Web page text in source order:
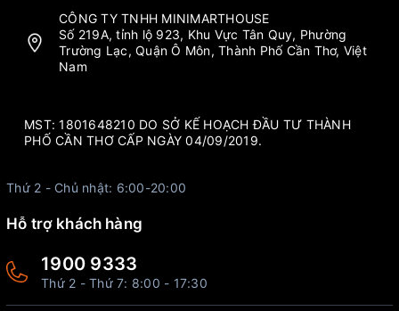
CÔNG TY TNHH MINIMARTHOUSE
Số 219A, tỉnh lộ 923, Khu Vực Tân Quy, Phường
Trường Lạc, Quận Ô Môn, Thành Phố Cần Thơ, Việt
Nam
MST: 1801648210 DO SỞ KẾ HOẠCH ĐẦU TƯ THÀNH
PHỐ CẦN THƠ CẤP NGÀY 04/09/2019.
Thứ 2 - Chủ nhật: 6:00-20:00
Hỗ trợ khách hàng
1900 9333
Thứ 2 - Thứ 7: 8:00 - 17:30